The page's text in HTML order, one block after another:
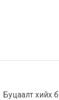
Буцаалт хийх